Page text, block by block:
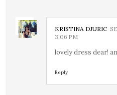
KRISTINA DJURIC
3:06 PM
lovely dress dear!
Reply